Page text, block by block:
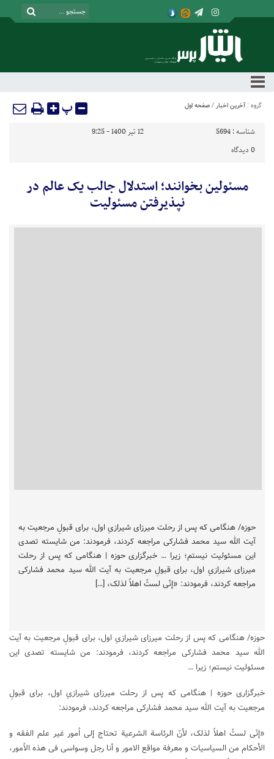
گروه : آخرین اخبار / صفحه اول پ
شناسه : 5694
12 تیر 1400 - 9:25
0 دیدگاه
مسئولین بخوانند؛ استدلال جالب یک عالم در
نپذیرفتن مسئولیت
حوزه/ هنگامی که پس از رحلت میرزای شیرازیِ اول، برای قبولِ مرجعیت به
آیت الله سید محمد فشارکی مراجعه کردند، فرمودند: من شایسته تصدی
این مسئولیت نیستم؛ زیرا … خبرگزاری حوزه | هنگامی که پس از رحلت
میرزای شیرازیِ اول، برای قبولِ مرجعیت به آیت الله سید محمد فشارکی
مراجعه کردند، فرمودند: «إنّی لستُ اهلاً لذلک، […]
حوزه/ هنگامی که پس از رحلت میرزای شیرازیِ اول، برای قبولِ مرجعیت به آیت
الله سید محمد فشارکی مراجعه کردند، فرمودند: من شایسته تصدی این
مسئولیت نیستم؛ زیرا …
خبرگزاری حوزه | هنگامی که پس از رحلت میرزای شیرازیِ اول، برای قبولِ
مرجعیت به آیت الله سید محمد فشارکی مراجعه کردند، فرمودند:
«إنّی لستُ اهلاً لذلک، لأنّ الرئاسة الشرعیة تحتاج إلی اُمور غیر علم الفقه و
الأحکام من السیاسیات و معرفة مواقع الامور و أنا رجل وسواسی فی هذه الاُمور،